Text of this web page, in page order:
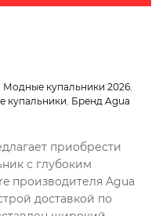
Модные купальники 2026
купальники Бренд Agua
приобрести
с глубоким
производителя Agua
доставкой по